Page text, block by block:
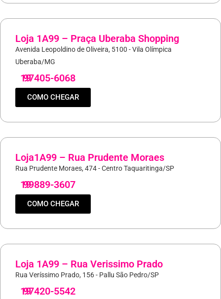
Loja 1A99 – Praça Uberaba Shopping
Avenida Leopoldino de Oliveira, 5100 - Vila Olímpica
Uberaba/MG
19
97405-6068
COMO CHEGAR
Loja1A99 – Rua Prudente Moraes
Rua Prudente Moraes, 474 - Centro Taquaritinga/SP
19
99889-3607
COMO CHEGAR
Loja 1A99 – Rua Verissimo Prado
Rua Veríssimo Prado, 156 - Pallu São Pedro/SP
19
97420-5542